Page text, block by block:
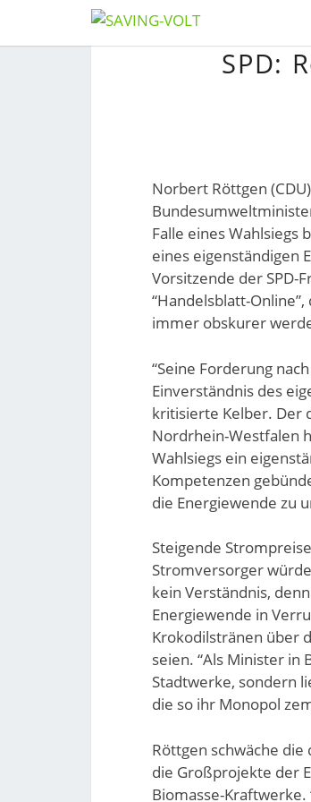
Skip
SPD:
Norbert Röttgen
Falle eines Wahlsiegs
eines eigenständigen
Vorsitzende der SPD-
“Handelsblatt-
immer obskurer
“Seine Forderung
Einverständnis des
kritisierte Kelber. Der
Nordrhein-Westfalen
Wahlsiegs ein
Kompetenzen
die Energiewende zu
Steigende
Stromversorger
kein Verständnis,
Energiewende in
Krokodilstränen über
seien. “Als Minister
Stadtwerke, sondern
die so ihr Monopol
Röttgen schwäche
die Großprojekte der
Biomasse-